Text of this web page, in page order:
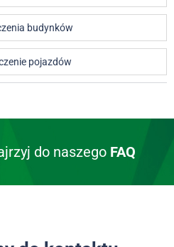
budynków
pojazdów
do naszego FAQ